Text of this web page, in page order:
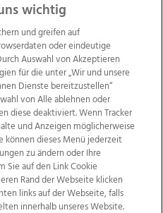
Kontakt
Jobs
AGB Anzeigekunden
wichtig
und greifen auf
oder eindeutige
Auswahl von Akzeptieren
für die unter „Wir und unsere
Dienste bereitzustellen“
von Alle ablehnen oder
diese deaktiviert. Wenn Tracker
und Anzeigen möglicherweise
können dieses Menü jederzeit
zu ändern oder Ihre
Sie auf den Link Cookie
Rand der Webseite klicken
links auf der Webseite, falls
innerhalb unseres Website.